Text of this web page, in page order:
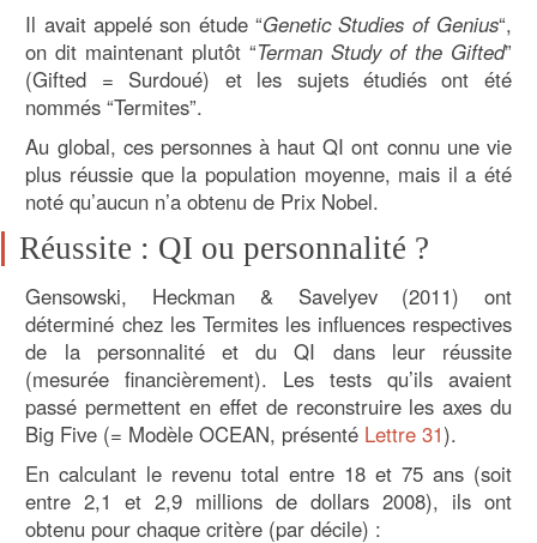
Il avait appelé son étude “Genetic Studies of Genius“,
on dit maintenant plutôt “Terman Study of the Gifted”
(Gifted = Surdoué) et les sujets étudiés ont été
nommés “Termites”.
Au global, ces personnes à haut QI ont connu une vie
plus réussie que la population moyenne, mais il a été
noté qu’aucun n’a obtenu de Prix Nobel.
Réussite : QI ou personnalité ?
Gensowski, Heckman & Savelyev (2011) ont
déterminé chez les Termites les influences respectives
de la personnalité et du QI dans leur réussite
(mesurée financièrement). Les tests qu’ils avaient
passé permettent en effet de reconstruire les axes du
Big Five (= Modèle OCEAN, présenté Lettre 31).
En calculant le revenu total entre 18 et 75 ans (soit
entre 2,1 et 2,9 millions de dollars 2008), ils ont
obtenu pour chaque critère (par décile) :